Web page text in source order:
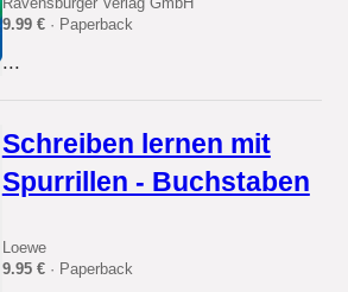
9.99 €· Paperback
...
Schreiben lernen mit
Spurrillen - Buchstaben
Loewe
9.95 €· Paperback